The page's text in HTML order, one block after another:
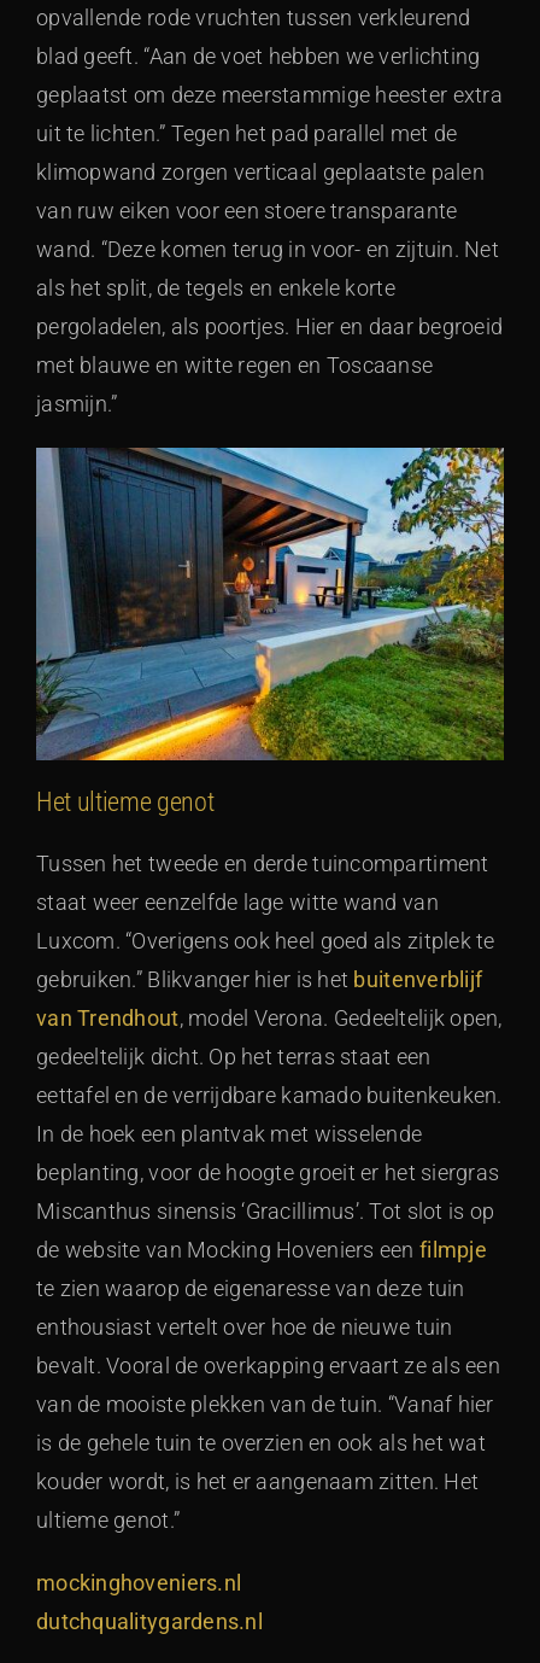
opvallende rode vruchten tussen verkleurend
blad geeft. “Aan de voet hebben we verlichting
geplaatst om deze meerstammige heester extra
uit te lichten.” Tegen het pad parallel met de
klimopwand zorgen verticaal geplaatste palen
van ruw eiken voor een stoere transparante
wand. “Deze komen terug in voor- en zijtuin. Net
als het split, de tegels en enkele korte
pergoladelen, als poortjes. Hier en daar begroeid
met blauwe en witte regen en Toscaanse
jasmijn.”
Het ultieme genot
Tussen het tweede en derde tuincompartiment
staat weer eenzelfde lage witte wand van
Luxcom. “Overigens ook heel goed als zitplek te
gebruiken.” Blikvanger hier is het buitenverblijf
van Trendhout, model Verona. Gedeeltelijk open,
gedeeltelijk dicht. Op het terras staat een
eettafel en de verrijdbare kamado buitenkeuken.
In de hoek een plantvak met wisselende
beplanting, voor de hoogte groeit er het siergras
Miscanthus sinensis ‘Gracillimus’. Tot slot is op
de website van Mocking Hoveniers een filmpje
te zien waarop de eigenaresse van deze tuin
enthousiast vertelt over hoe de nieuwe tuin
bevalt. Vooral de overkapping ervaart ze als een
van de mooiste plekken van de tuin. “Vanaf hier
is de gehele tuin te overzien en ook als het wat
kouder wordt, is het er aangenaam zitten. Het
ultieme genot.”
mockinghoveniers.nl
dutchqualitygardens.nl